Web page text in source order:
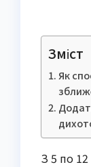
Зміст
Як
З 5 по 12